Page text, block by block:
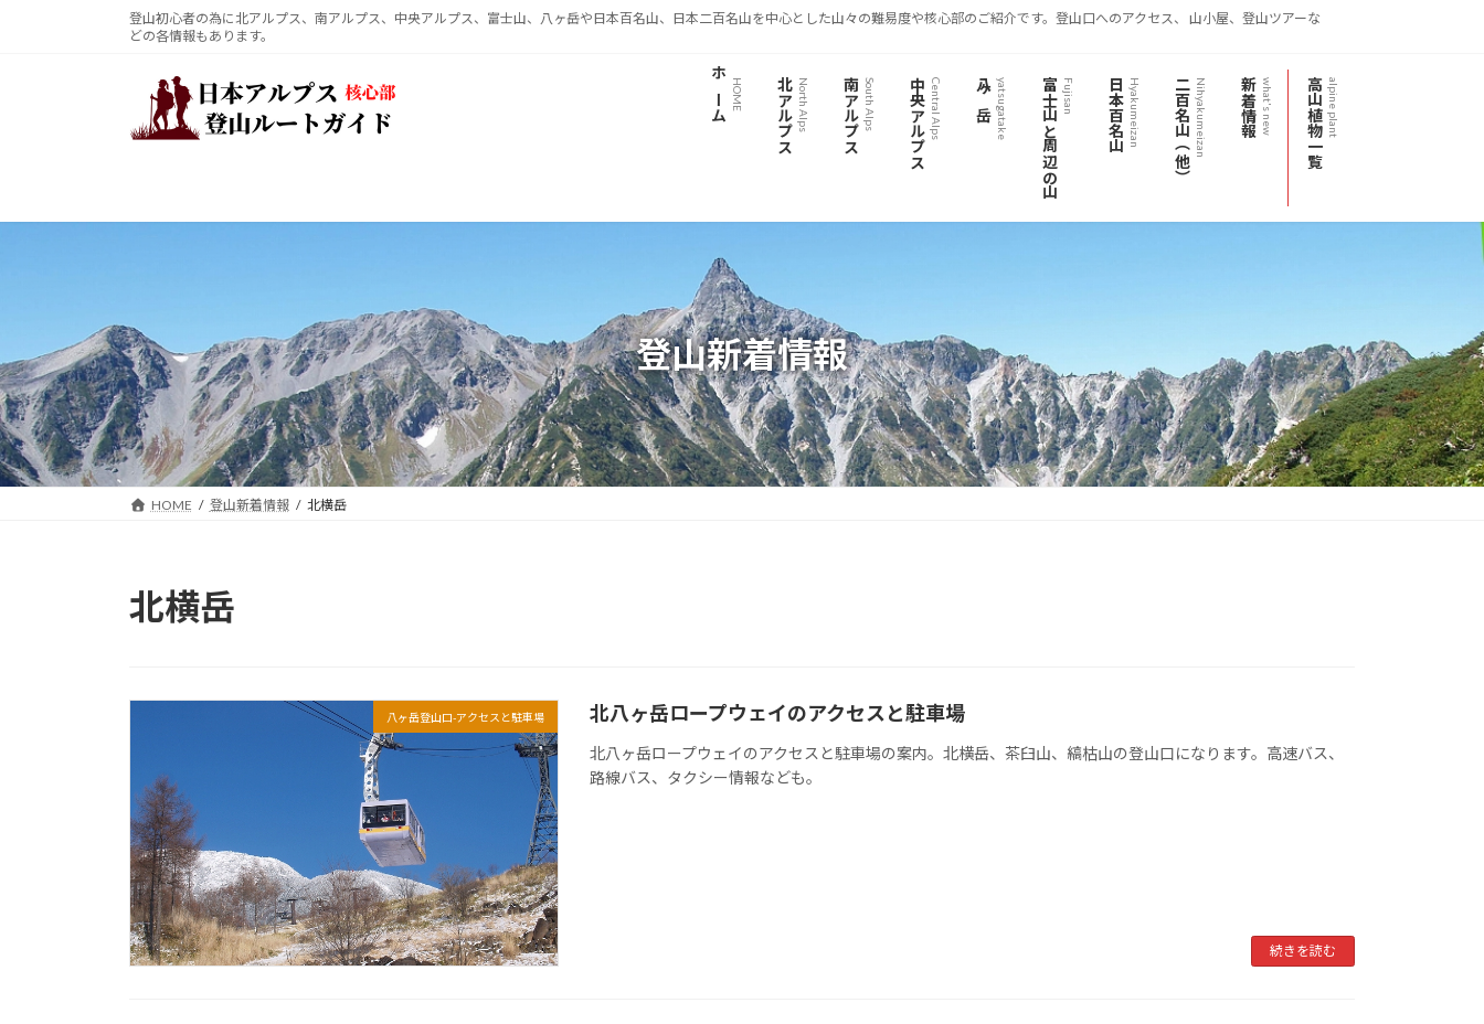
ッ
移
登山初心者の為に北アルプス、南アルプス、中央アルプス、富士山、八ヶ岳や日本百名山、日本二百名山を中心とした山々の難易度や核心部のご紹介です。登山口へのアクセス、 山小屋、登山ツアーな
どの各情報もあります。
ホーム HOME 北アルプスNorth Alps 南アルプスSouth Alps 中央アルプスCentral Alps 八ヶ岳yatsugatake 富士山と周辺の山Fujisan 日本百名山Hyakumeizan 二百名山（他）Nihyakumeizan 新着情報what's new 高山植物一覧alpine plant
登山新着情報
HOME 登山新着情報 北横岳
北横岳
八ヶ岳登山口-アクセスと駐車場 北八ヶ岳ロープウェイのアクセスと駐車場
北八ヶ岳ロープウェイのアクセスと駐車場の案内。北横岳、茶臼山、縞枯山の登山口になります。高速バス、
路線バス、タクシー情報なども。
続きを読む